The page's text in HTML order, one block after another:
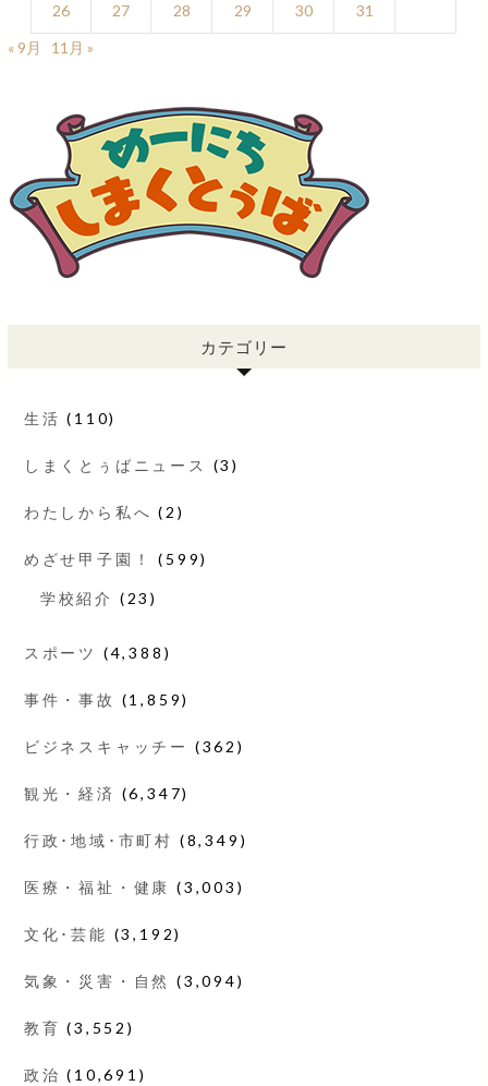
26 27 28 29 30
31
« 9月
11月 »
カテゴリー
生活 (110)
しまくとぅばニュース (3)
わたしから私へ (2)
めざせ甲子園！ (599)
学校紹介 (23)
スポーツ (4,388)
事件・事故 (1,859)
ビジネスキャッチー (362)
観光・経済 (6,347)
行政･地域･市町村 (8,349)
医療・福祉・健康 (3,003)
文化･芸能 (3,192)
気象・災害・自然 (3,094)
教育 (3,552)
政治 (10,691)